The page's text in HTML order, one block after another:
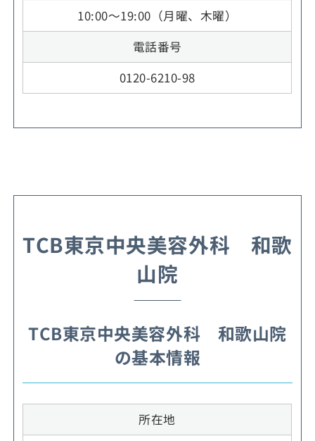
10:00～19:00（月曜、木曜）
電話番号
0120-6210-98
TCB東京中央美容外科 和歌
山院
TCB東京中央美容外科 和歌山院
の基本情報
所在地